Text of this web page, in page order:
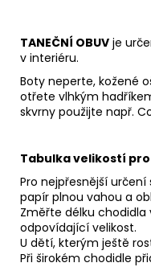
TANEČNÍ OBUV je
v
Boty neperte, kožené
otřete vlhkým
skvrny použijte např.
Tabulka velikostí
Pro nejpřesnější
papír plnou vahou a
Změřte délku
odpovídající velikost.
U dětí, kterým ještě
Při širokém chodidle